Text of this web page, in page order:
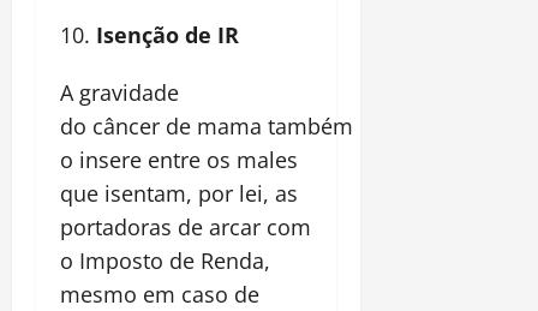
Isenção de IR
A gravidade
do câncer de mama também
o insere entre os males
que isentam, por lei, as
portadoras de arcar com
o Imposto de Renda,
mesmo em caso de